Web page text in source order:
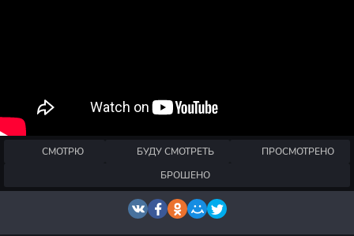
СМОТРЮ БУДУ СМОТРЕТЬ
ПРОСМОТРЕНО
БРОШЕНО